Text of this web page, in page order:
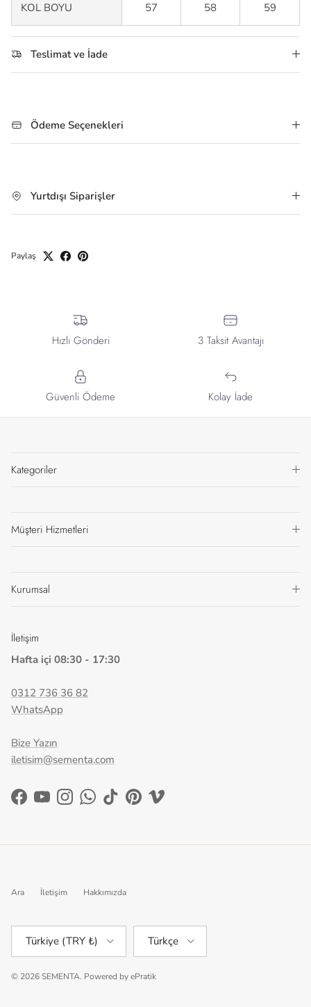
KOL BOYU 57 58 59
Teslimat ve İade
Ödeme Seçenekleri
Yurtdışı Siparişler
Paylaş
Hızlı Gönderi 3 Taksit Avantajı
Güvenli Ödeme Kolay İade
Kategoriler
Müşteri Hizmetleri
Kurumsal
İletişim
Hafta içi 08:30 - 17:30
0312 736 36 82
WhatsApp
Bize Yazın
iletisim@sementa.com
Facebook
YouTubeInstagramWhatsApp
TikTokPinterestVimeo
Ara İletişim Hakkımızda
Türkiye (TRY ₺) Türkçe
© 2026SEMENTA. Powered byePratik